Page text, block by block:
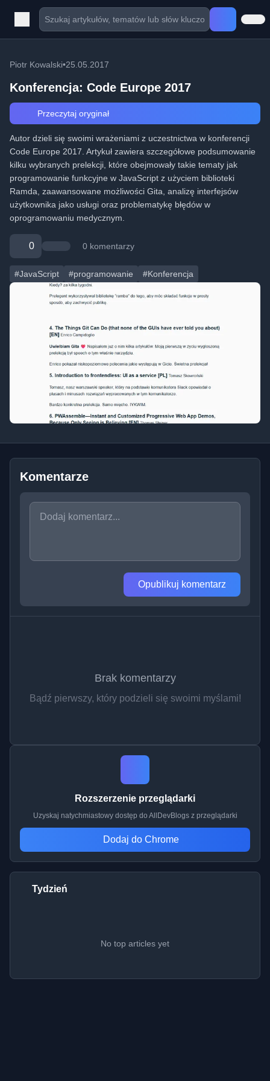
Piotr Kowalski•25.05.2017
Konferencja: Code Europe 2017
Przeczytaj oryginał
Autor dzieli się swoimi wrażeniami z uczestnictwa w konferencji
Code Europe 2017. Artykuł zawiera szczegółowe podsumowanie
kilku wybranych prelekcji, które obejmowały takie tematy jak
programowanie funkcyjne w JavaScript z użyciem biblioteki
Ramda, zaawansowane możliwości Gita, analizę interfejsów
użytkownika jako usługi oraz problematykę błędów w
oprogramowaniu medycznym.
0 0 komentarzy
#JavaScript #programowanie #Konferencja
Komentarze
Opublikuj komentarz
Brak komentarzy
Bądź pierwszy, który podzieli się swoimi myślami!
Rozszerzenie przeglądarki
Uzyskaj natychmiastowy dostęp do AllDevBlogs z przeglądarki
Dodaj do Chrome
Tydzień
No top articles yet